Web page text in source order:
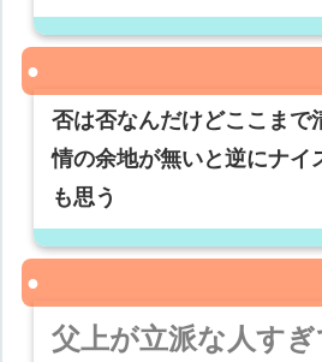
否は否なんだけどここまで
情の余地が無いと逆にナ
も思う
父上が立派な人す